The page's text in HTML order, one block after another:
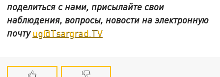
поделиться с нами, присылайте свои
наблюдения, вопросы, новости на электронную
почтуug@Tsargrad.TV